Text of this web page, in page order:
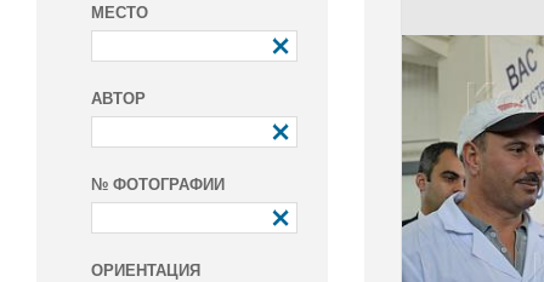
МЕСТО
АВТОР
№ ФОТОГРАФИИ
ОРИЕНТАЦИЯ